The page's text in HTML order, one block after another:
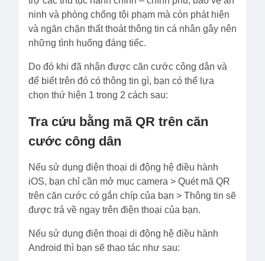
ninh và phòng chống tội phạm mà còn phát hiện
và ngăn chặn thất thoát thông tin cá nhân gây nên
những tình huống đáng tiếc.
Do đó khi đã nhận được căn cước công dân và
để biết trên đó có thông tin gì, bạn có thể lựa
chọn thứ hiện 1 trong 2 cách sau:
Tra cứu bằng mã QR trên căn
cước công dân
Nếu sử dụng điện thoại di động hệ điều hành
iOS, bạn chỉ cần mở mục camera > Quét mã QR
trên căn cước có gắn chíp của bạn > Thông tin sẽ
được trả về ngay trên điện thoại của bạn.
Nếu sử dụng điện thoại di động hệ điều hành
Android thì bạn sẽ thao tác như sau: